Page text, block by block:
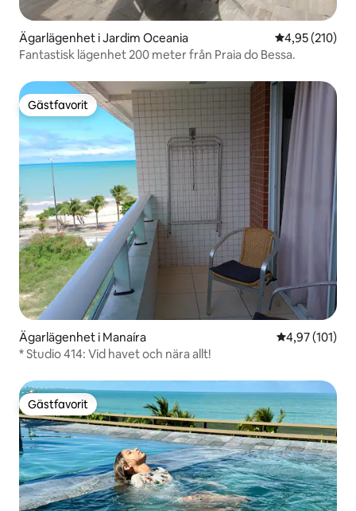
Ägarlägenhet i Jardim Oceania 4,95 av 5 i
4,95 (210)
Fantastisk lägenhet 200 meter från Praia do Bessa.
Gästfavorit
Gästfavorit
Ägarlägenhet i Manaíra 4,97 av 5 i
4,97 (101)
* Studio 414: Vid havet och nära allt!
Gästfavorit
Gästfavorit